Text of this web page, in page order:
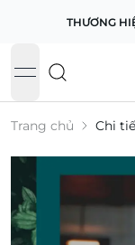
THƯƠNG
open
Trang chủ Chi